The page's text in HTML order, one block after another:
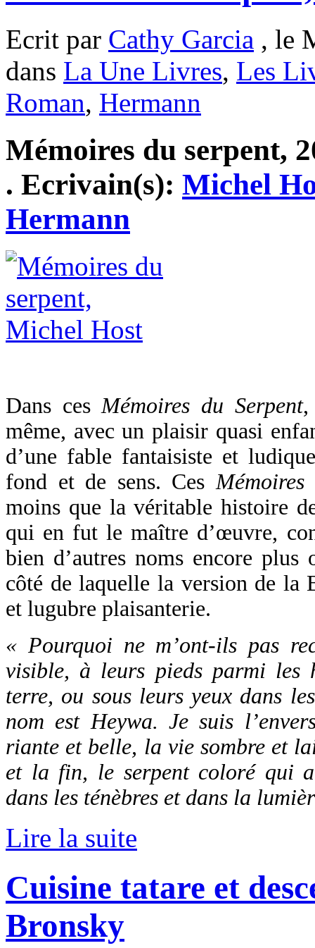
Ecrit par Cathy Garcia , le
dans La Une Livres, Les
Roman, Hermann
Mémoires du serpent,
. Ecrivain(s): Michel
Hermann
Dans ces Mémoires du Serpent,
même, avec un plaisir quasi
d’une fable fantaisiste et
fond et de sens. Ces
moins que la véritable histoire
qui en fut le maître d’œuvre,
bien d’autres noms encore plus
côté de laquelle la version de la
et lugubre plaisanterie.
« Pourquoi ne m’ont-ils pas
visible, à leurs pieds parmi les
terre, ou sous leurs yeux dans
nom est Heywa. Je suis
riante et belle, la vie sombre et
et la fin, le serpent coloré qui
dans les ténèbres et dans la
Lire la suite
Cuisine tatare et
Bronsky